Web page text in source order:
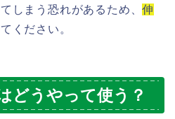
しまう恐れがあるため、伸
ください。
どうやって使う？